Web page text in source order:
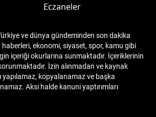
Eczaneler
ve dünya gündeminden son dakika
ekonomi, siyaset, spor, kamu gibi
içeriği okurlarına sunmaktadır. İçeriklerinin
İzin alınmadan ve kaynak
yapılamaz, kopyalanamaz ve başka
Aksi halde kanuni yaptırımları